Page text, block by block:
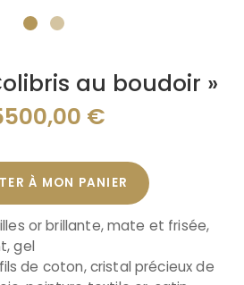
au boudoir »
€
À MON PANIER
or brillante, mate et frisée,
gel
de coton, cristal précieux de